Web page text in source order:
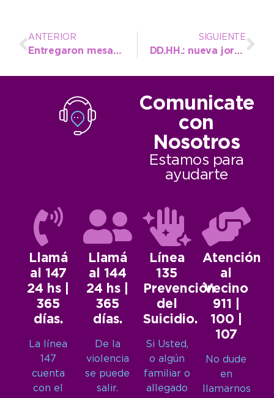
ANTERIOR
Entregaron mesas y sillas para las escuelas secundarias Nº 7 y Nº 15
SIGUIENTE
DD.HH.: nueva jornada sobre Diversidad e Identidad de Género
Comunicate
con
Nosotros
Estamos para
ayudarte
Llamá
al 147
24 hs |
365
días.
La línea
147
cuenta
con el
Llamá
al 144
24 hs |
365
días.
De la
violencia
se puede
salir.
Línea
135
Prevención
del
Suicidio.
Si Usted,
o algún
familiar o
allegado
Atención
al
Vecino
911 |
100 |
107
No dude
en
llamarnos